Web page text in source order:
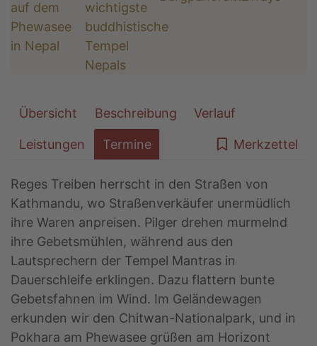
Übersicht Beschreibung Verlauf
Leistungen Termine Merkzettel
Reges Treiben herrscht in den Straßen von
Kathmandu, wo Straßenverkäufer unermüdlich
ihre Waren anpreisen. Pilger drehen murmelnd
ihre Gebetsmühlen, während aus den
Lautsprechern der Tempel Mantras in
Dauerschleife erklingen. Dazu flattern bunte
Gebetsfahnen im Wind. Im Geländewagen
erkunden wir den Chitwan-Nationalpark, und in
Pokhara am Phewasee grüßen am Horizont